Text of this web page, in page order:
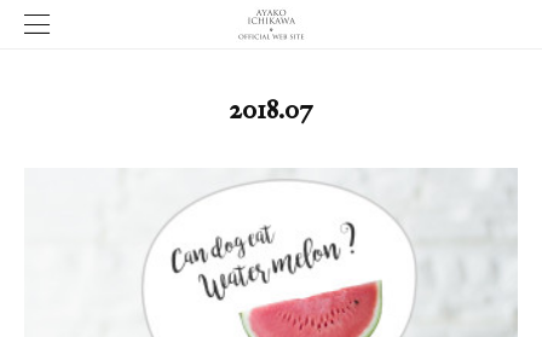
2018.07